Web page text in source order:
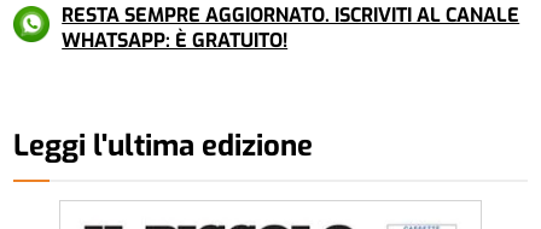
RESTA SEMPRE AGGIORNATO. ISCRIVITI AL CANALE
WHATSAPP: È GRATUITO!
Leggi l'ultima edizione